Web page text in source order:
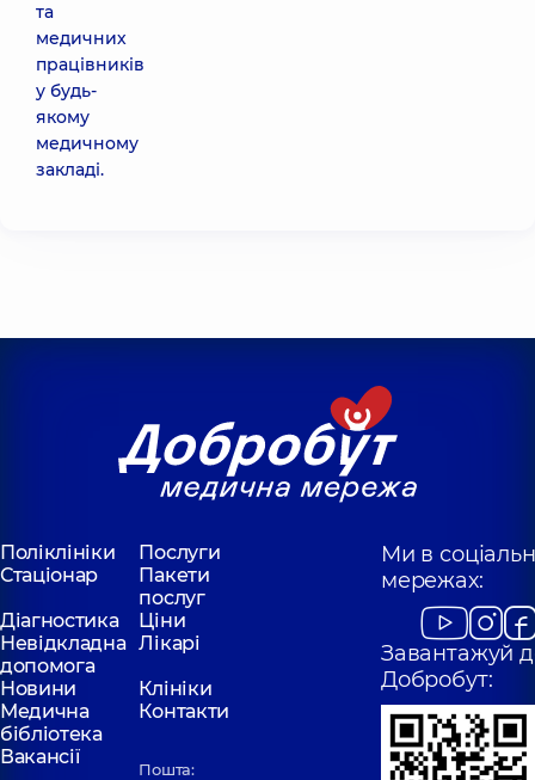
та
медичних
працівників
у будь-
якому
медичному
закладі.
Поліклініки
Послуги
Стаціонар
Пакети
послуг
Діагностика
Ціни
Невідкладна
допомога
Лікарі
Новини
Клініки
Медична
бібліотека
Контакти
Вакансії
Пошта:
Ми в
мережах:
Завантажуй
Добробут: